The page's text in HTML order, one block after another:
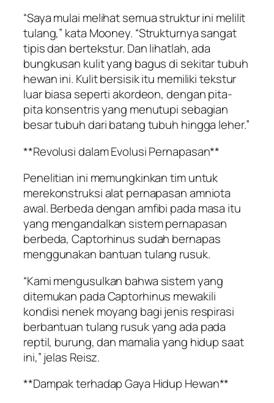
“Saya mulai melihat semua struktur ini melilit
tulang,” kata Mooney. “Strukturnya sangat
tipis dan bertekstur. Dan lihatlah, ada
bungkusan kulit yang bagus di sekitar tubuh
hewan ini. Kulit bersisik itu memiliki tekstur
luar biasa seperti akordeon, dengan pita-
pita konsentris yang menutupi sebagian
besar tubuh dari batang tubuh hingga leher.”
**Revolusi dalam Evolusi Pernapasan**
Penelitian ini memungkinkan tim untuk
merekonstruksi alat pernapasan amniota
awal. Berbeda dengan amfibi pada masa itu
yang mengandalkan sistem pernapasan
berbeda, Captorhinus sudah bernapas
menggunakan bantuan tulang rusuk.
“Kami mengusulkan bahwa sistem yang
ditemukan pada Captorhinus mewakili
kondisi nenek moyang bagi jenis respirasi
berbantuan tulang rusuk yang ada pada
reptil, burung, dan mamalia yang hidup saat
ini,” jelas Reisz.
**Dampak terhadap Gaya Hidup Hewan**